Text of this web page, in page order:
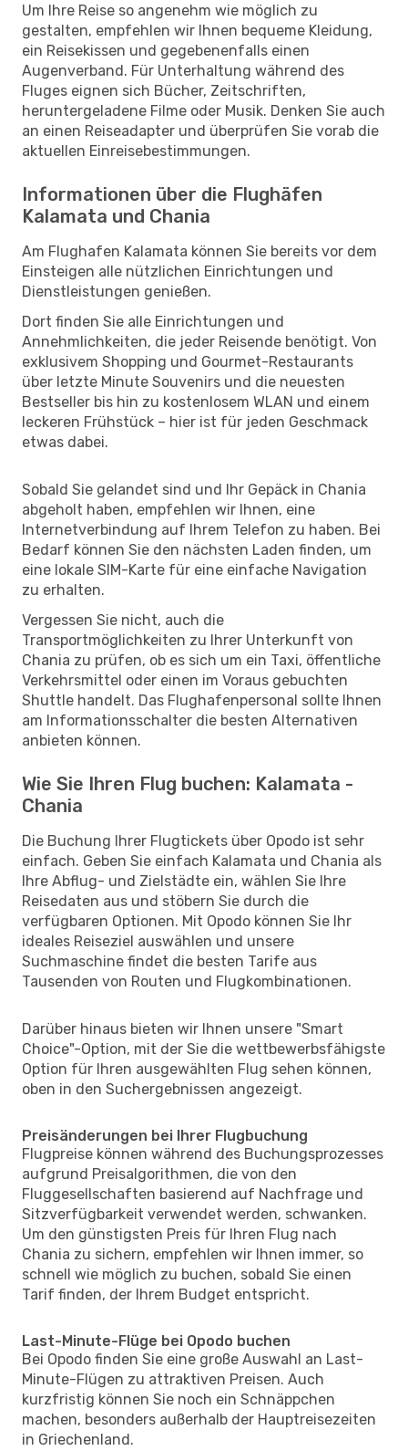
Um Ihre Reise so angenehm wie möglich zu
gestalten, empfehlen wir Ihnen bequeme Kleidung,
ein Reisekissen und gegebenenfalls einen
Augenverband. Für Unterhaltung während des
Fluges eignen sich Bücher, Zeitschriften,
heruntergeladene Filme oder Musik. Denken Sie auch
an einen Reiseadapter und überprüfen Sie vorab die
aktuellen Einreisebestimmungen.
Informationen über die Flughäfen
Kalamata und Chania
Am Flughafen Kalamata können Sie bereits vor dem
Einsteigen alle nützlichen Einrichtungen und
Dienstleistungen genießen.
Dort finden Sie alle Einrichtungen und
Annehmlichkeiten, die jeder Reisende benötigt. Von
exklusivem Shopping und Gourmet-Restaurants
über letzte Minute Souvenirs und die neuesten
Bestseller bis hin zu kostenlosem WLAN und einem
leckeren Frühstück – hier ist für jeden Geschmack
etwas dabei.
Sobald Sie gelandet sind und Ihr Gepäck in Chania
abgeholt haben, empfehlen wir Ihnen, eine
Internetverbindung auf Ihrem Telefon zu haben. Bei
Bedarf können Sie den nächsten Laden finden, um
eine lokale SIM-Karte für eine einfache Navigation
zu erhalten.
Vergessen Sie nicht, auch die
Transportmöglichkeiten zu Ihrer Unterkunft von
Chania zu prüfen, ob es sich um ein Taxi, öffentliche
Verkehrsmittel oder einen im Voraus gebuchten
Shuttle handelt. Das Flughafenpersonal sollte Ihnen
am Informationsschalter die besten Alternativen
anbieten können.
Wie Sie Ihren Flug buchen: Kalamata -
Chania
Die Buchung Ihrer Flugtickets über Opodo ist sehr
einfach. Geben Sie einfach Kalamata und Chania als
Ihre Abflug- und Zielstädte ein, wählen Sie Ihre
Reisedaten aus und stöbern Sie durch die
verfügbaren Optionen. Mit Opodo können Sie Ihr
ideales Reiseziel auswählen und unsere
Suchmaschine findet die besten Tarife aus
Tausenden von Routen und Flugkombinationen.
Darüber hinaus bieten wir Ihnen unsere "Smart
Choice"-Option, mit der Sie die wettbewerbsfähigste
Option für Ihren ausgewählten Flug sehen können,
oben in den Suchergebnissen angezeigt.
Preisänderungen bei Ihrer Flugbuchung
Flugpreise können während des Buchungsprozesses
aufgrund Preisalgorithmen, die von den
Fluggesellschaften basierend auf Nachfrage und
Sitzverfügbarkeit verwendet werden, schwanken.
Um den günstigsten Preis für Ihren Flug nach
Chania zu sichern, empfehlen wir Ihnen immer, so
schnell wie möglich zu buchen, sobald Sie einen
Tarif finden, der Ihrem Budget entspricht.
Last-Minute-Flüge bei Opodo buchen
Bei Opodo finden Sie eine große Auswahl an Last-
Minute-Flügen zu attraktiven Preisen. Auch
kurzfristig können Sie noch ein Schnäppchen
machen, besonders außerhalb der Hauptreisezeiten
in Griechenland.